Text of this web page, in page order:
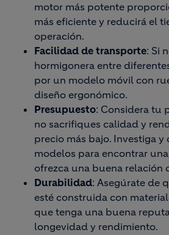
motor más potente
más eficiente y reducirá el
operación.
Facilidad de transporte: Si
hormigonera entre
por un modelo móvil con
diseño ergonómico.
Presupuesto: Considera tu
no sacrifiques calidad y
precio más bajo. Investiga
modelos para encontrar
ofrezca una buena relación
Durabilidad: Asegúrate de
esté construida con
que tenga una buena
longevidad y rendimiento.